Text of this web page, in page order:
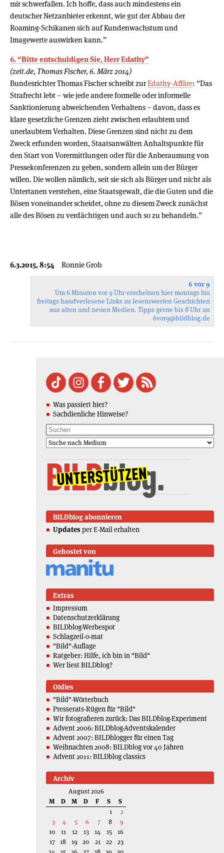
mir schwerfallen. Ich hoffe, dass auch mindestens ein
deutscher Netzanbieter erkennt, wie gut der Abbau der
Roaming-Schikanen sich auf Kundenwachstum und
Imagewerte auswirken kann.”
6. “Bitte entschuldigen Sie, Herr Edathy”
(zeit.de, Thomas Fischer, 6. März 2014)
Bundesrichter Thomas Fischer schreibt zurEdathy-Affäre: “Das
Strafrecht lebt – wie jede andere formelle oder informelle
Sanktionierung abweichenden Verhaltens – davon, dass es
klare gesetzliche Grenzen zieht zwischen erlaubtem und
unerlaubtem Verhalten. Diese Grenzen sind nicht zu dem
Zweck erfunden worden, Staatsanwälten Anhaltspunkte für
den Start von Vorermittlungen oder für die Anberaumung von
Pressekonferenzen zu geben, sondern allein um der Bürger
willen. Die wollen nämlich, seit sie sich als Bürger und nicht als
Untertanen verstehen, eine Staatsgewalt, die die Guten und die
Bösen voneinander scheidet, ohne zu diesem Zweck zunächst
alle des Bösen zu verdächtigen und auch so zu behandeln.”
6.3.2015, 8:54 Ronnie Grob
6 vor 9
Um 6 Minuten vor 9 Uhr erscheinen hier montags bis
freitags handverlesene Links zu lesenswerten Geschichten
aus alten und neuen Medien. Tipps gerne bis 8 Uhr an
6vor9@bildblog.de
Was passiert hier?
Sachdienliche Hinweise?
BILDblog abonnieren
Updates per E-Mail erhalten
Gehostet von
Extras
Impressum
Datenschutzerklärung
BILDblog-Werbespot
Schlagzeil-o-mat
"Bild"-Auflage
Ratgeber: Hilfe, ich bin in "Bild"
Wer liest BILDblog?
Oldies
"Bild"-Wörterbuch
Presserats-Rügen für "Bild"
Wir fotografieren zurück: Das BILDblog-Experiment
Advent 2006: BILDblog-Adventskalender
Advent 2007: BILDblogger für einen Tag
Weihnachten 2008: BILDblog vor 40 Jahren
Advent 2011: BILDblog classics
Archiv
August 2026
M
D M D F S
S
1
2
3
4 5 6 7 8
9
10
11 12 13 14 15
16
17 18 19 20 21 22
23